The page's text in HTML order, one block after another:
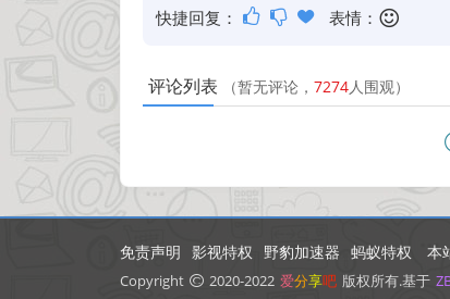
快捷回复： 表情：
评论列表 （暂无评论， 7274人围观）
免责声明 影视特权 野豹加速器 蚂蚁特权 本
Copyright 2020-2022 爱分享吧 版权所有.基于